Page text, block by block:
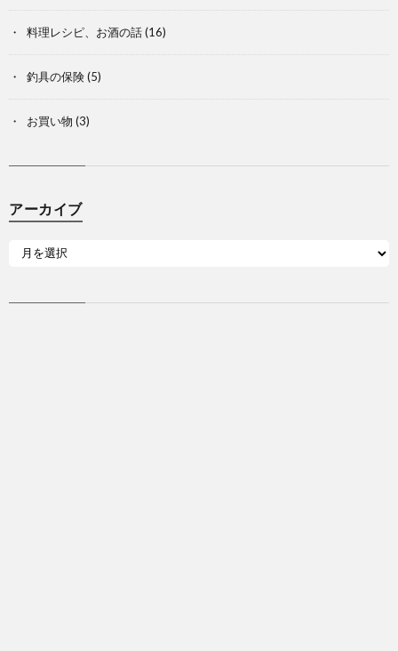
料理レシピ、お酒の話(16)
釣具の保険(5)
お買い物 (3)
アーカイブ